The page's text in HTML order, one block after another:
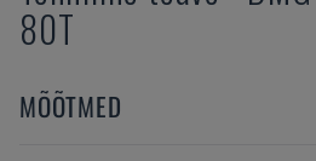
80T
MÕÕTMED